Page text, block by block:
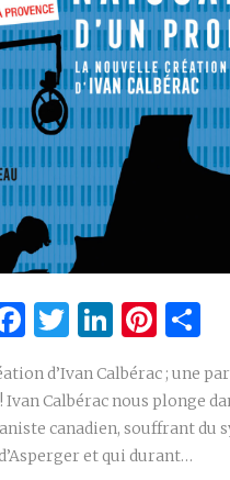
Facebook
Twitter
d’Ivan Calbérac ; une
Ivan Calbérac nous plonge
canadien, souffrant du
et qui durant…